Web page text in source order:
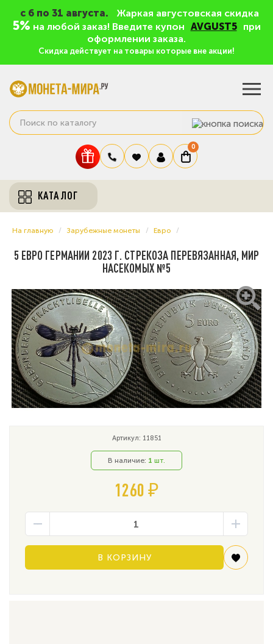
c 6 по 31 августа. Жаркая августовская скидка
5% на любой заказ! Введите купон AVGUST5
при
оформлении заказа.
Скидка действует на товары которые вне акции!
0
КАТАЛОГ
На главную Зарубежные монеты Евро
5 ЕВРО ГЕРМАНИИ 2023 Г. СТРЕКОЗА ПЕРЕВЯЗАННАЯ, МИР
НАСЕКОМЫХ №5
Артикул: 11851
В наличие: 1 шт.
1260 ₽
В КОРЗИНУ